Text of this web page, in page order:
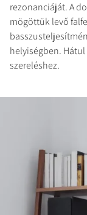
rezonanciáját. A
mögöttük levő
helyiségben.
szereléshez.